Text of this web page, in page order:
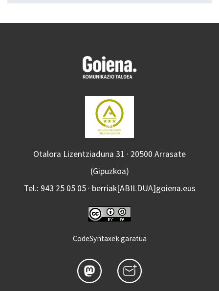
Otalora Lizentziaduna 31 · 20500 Arrasate
(Gipuzkoa)
Tel.: 943 25 05 05 · berriak[ABILDUA]goiena.eus
CodeSyntaxek garatua